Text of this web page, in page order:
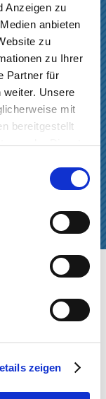
Anzeigen zu
anbieten
zu
zu Ihrer
Partner für
weiter. Unsere
mit
bereitgestellt
der Dienste
zeigen